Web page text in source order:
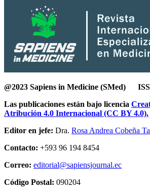
@2023 Sapiens in Medicine (SMed)
Las publicaciones están bajo licencia
Atribución 4.0 Internacional (CC BY 4.0).
Editor en jefe: Dra. Rosa Andrea Cobeña
Contacto: +593 96 194 8454
Correo: editorial@sapiensjournal.ec
Código Postal: 090204